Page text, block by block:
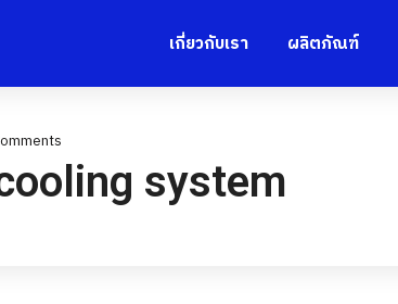
เกี่ยวกับเรา ผลิตภัณฑ์
system